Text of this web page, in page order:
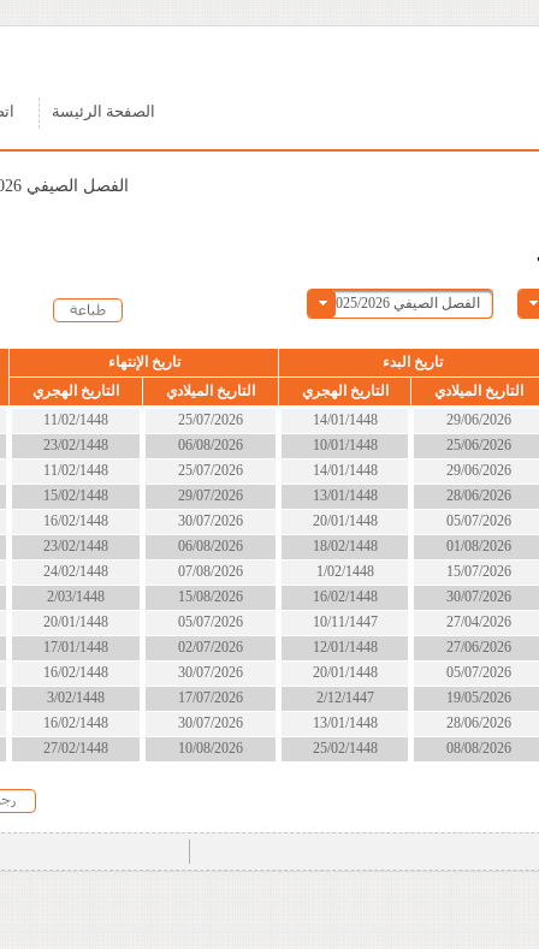
اتصل بنا
الحالة
التاريخ الهجري
التاريخ الميلادي
التاريخ الهجري
14/01/1448
10/01/1448
14/01/1448
13/01/1448
20/01/1448
18/02/1448
1/02/1448
16/02/1448
10/11/1447
12/01/1448
20/01/1448
2/12/1447
13/01/1448
25/02/1448
25/07/2026
06/08/2026
25/07/2026
29/07/2026
30/07/2026
06/08/2026
07/08/2026
15/08/2026
05/07/2026
02/07/2026
30/07/2026
17/07/2026
30/07/2026
10/08/2026
11/02/1448
23/02/1448
11/02/1448
15/02/1448
16/02/1448
23/02/1448
24/02/1448
2/03/1448
20/01/1448
17/01/1448
16/02/1448
3/02/1448
16/02/1448
27/02/1448